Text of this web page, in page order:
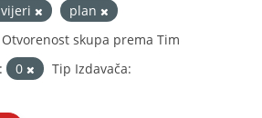
plan
Otvorenost skupa prema Tim
0
Tip Izdavača: